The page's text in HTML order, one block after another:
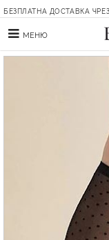
БЕЗПЛАТНА ДОСТАВКА ЧРЕЗ
МЕНЮ